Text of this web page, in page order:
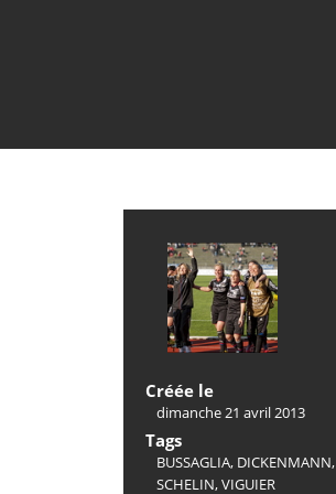
Créée le
dimanche 21 avril 2013
Tags
BUSSAGLIA, DICKENMANN,
SCHELIN,VIGUIER